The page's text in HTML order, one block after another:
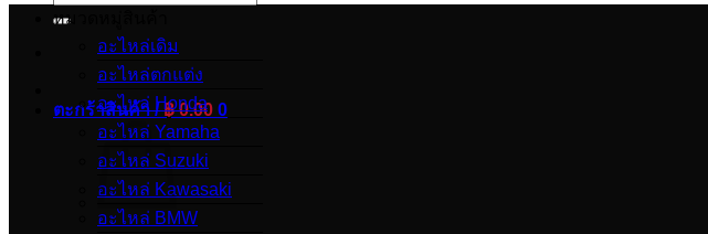
ตะกร้าสินค้า /฿0.00 0
หมวดหมู่สินค้า
อะไหล่เดิม
อะไหล่ตกแต่ง
อะไหล่ Honda
อะไหล่ Yamaha
อะไหล่ Suzuki
อะไหล่ Kawasaki
อะไหล่ BMW